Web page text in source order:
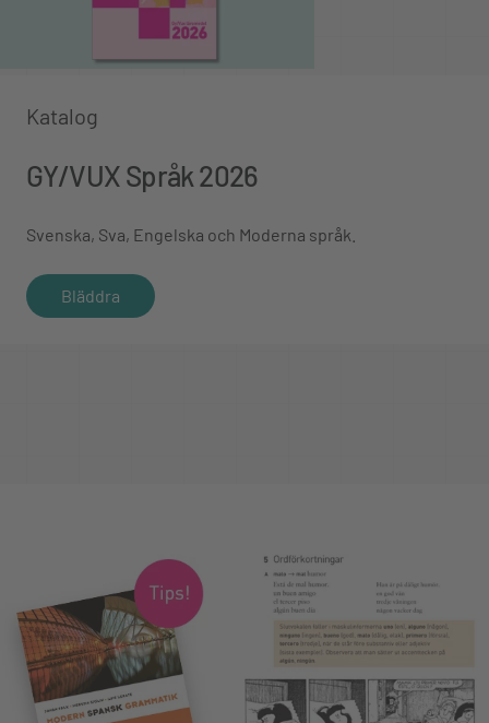
Katalog
GY/VUX Språk 2026
Svenska, Sva, Engelska och Moderna språk.
Bläddra